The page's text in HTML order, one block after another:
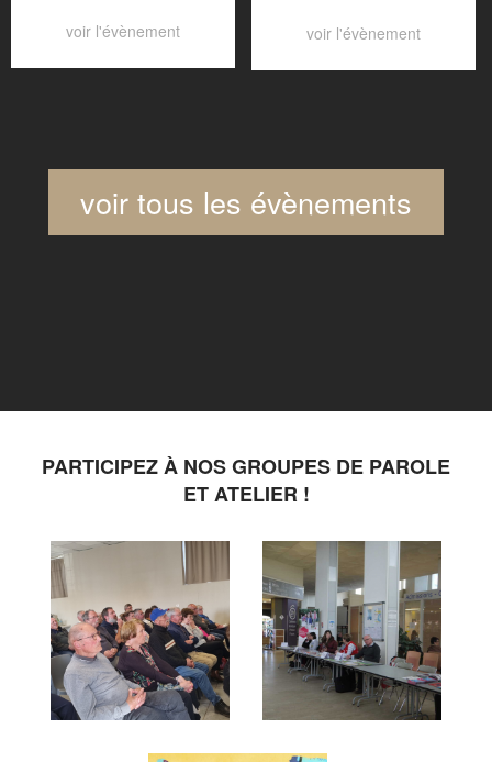
voir l'évènement voir l'évènement
voir tous les évènements
PARTICIPEZ À NOS GROUPES DE PAROLE
ET ATELIER !